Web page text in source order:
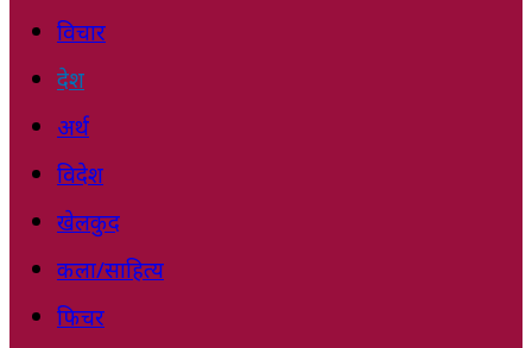
विचार
देश
अर्थ
विदेश
खेलकुद
कला/साहित्य
फिचर